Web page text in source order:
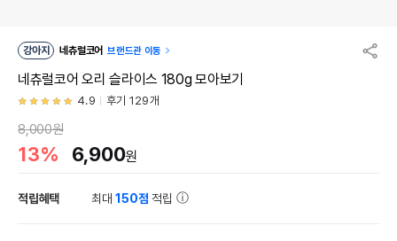
강아지 네츄럴코어 브랜드관 이동
네츄럴코어 오리 슬라이스 180g 모아보기
4.9 후기 129개
8,000원
13% 6,900원
적립혜택 최대150점 적립